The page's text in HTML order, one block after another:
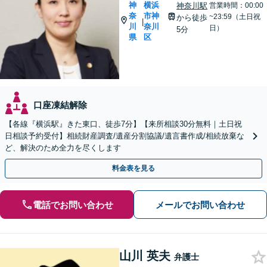
神
奈
川
県
|
横浜
市神
奈川
区
神奈川駅
から徒歩
5分
営業時間：00:00
~23:59（土日祝
日）
口座凍結解除
【各線『横浜駅』きた東口、徒歩7分】【来所相談30分無料｜土日祝
日相談予約受付】相続財産調査/遺産分割協議/遺言書作成/相続放棄な
ど、解決のため全力を尽くします
料金表を見る
電話でお問い合わせ メールでお問い合わせ
山川 英夫 弁護士